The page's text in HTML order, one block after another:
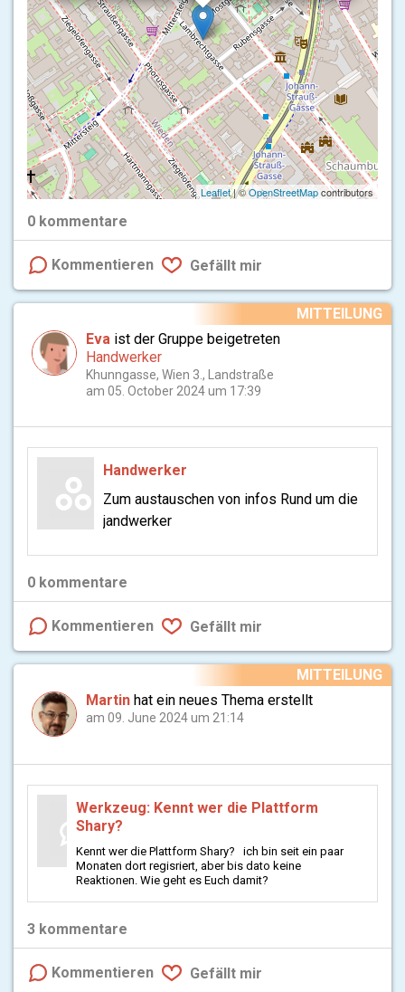
Leaflet| ©OpenStreetMapcontributors
0 kommentare
Kommentieren Gefällt mir
MITTEILUNG
Eva ist der Gruppe beigetreten
Handwerker
Khunngasse, Wien 3., Landstraße
am 05. October 2024 um 17:39
Handwerker
Zum austauschen von infos Rund um die
jandwerker
0 kommentare
Kommentieren Gefällt mir
MITTEILUNG
Martin hat ein neues Thema erstellt
am 09. June 2024 um 21:14
Werkzeug: Kennt wer die Plattform
Shary?
Kennt wer die Plattform Shary? ich bin seit ein paar
Monaten dort regisriert, aber bis dato keine
Reaktionen. Wie geht es Euch damit?
3 kommentare
Kommentieren Gefällt mir